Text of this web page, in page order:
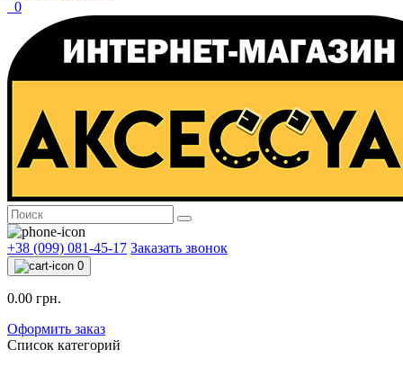
0
+38 (099) 081-45-17 Заказать звонок
0
0.00 грн.
Оформить заказ
Список категорий